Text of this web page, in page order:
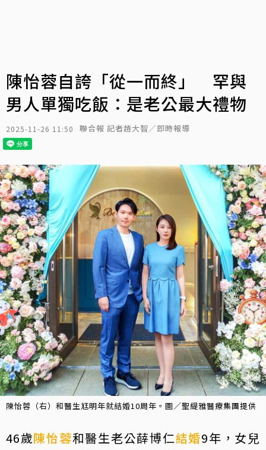
陳怡蓉自誇「從一而終」 罕與
男人單獨吃飯：是老公最大禮物
2025-11-26 11:50 聯合報 記者趙大智／即時報導
陳怡蓉（右）和醫生尪明年就結婚10周年。圖／聖緹雅醫療集團提供
46歲陳怡蓉和醫生老公薛博仁結婚9年，女兒